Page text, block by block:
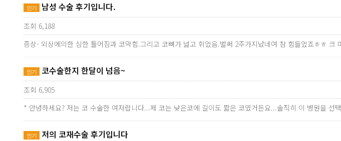
인기 남성 수술 후기입니다.
조회 6,188
증상- 외상에의한 심한 틀어짐과 코막힘.그리고 코뼈가 넓고 휘었음.벌써 2주가지났네여 참 힘들었죠ㅎㅎ
인기 코수술한지 한달이 넘음~
조회 6,905
* 안녕하세요? 저는 코 수술한 여자랍니다...제 코는 낮은코에 길이도 짧은 코였거든요...솔직히 이 병원을
인기 저의 코재수술 후기입니다